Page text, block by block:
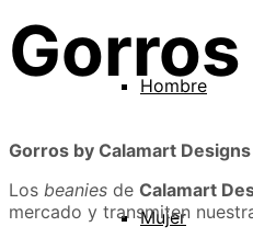
Hombre
Mujer
Gorros
Gorros by Calamart Designs
Los beanies de Calamart
mercado y transmiten